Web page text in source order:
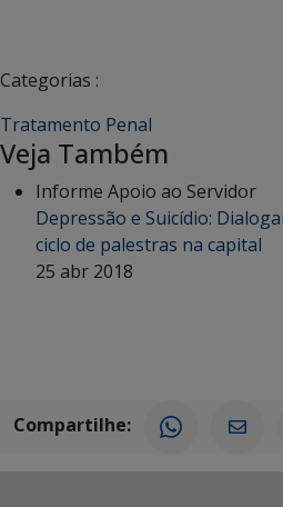
Categorias :
Tratamento Penal
Veja Também
Informe Apoio ao Servidor
Depressão e Suicídio:
ciclo de palestras na capital
25 abr 2018
Compartilhe: